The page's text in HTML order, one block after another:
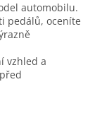
automobilu.
pedálů, oceníte
vzhled a